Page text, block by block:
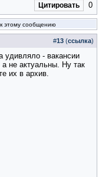
Цитировать 0
этому сообщению
#13 (ссылка)
удивляло - вакансии
а не актуальны. Ну так
их в архив.